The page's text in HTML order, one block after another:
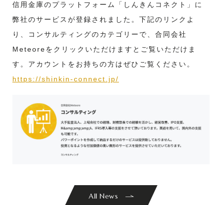
信用金庫のプラットフォーム「しんきんコネクト」に
弊社のサービスが登録されました。下記のリンクよ
り、コンサルティングのカテゴリーで、合同会社
Meteoreをクリックいただけますとご覧いただけま
す。アカウントをお持ちの方はぜひご覧ください。
https://shinkin-connect.jp/
All News